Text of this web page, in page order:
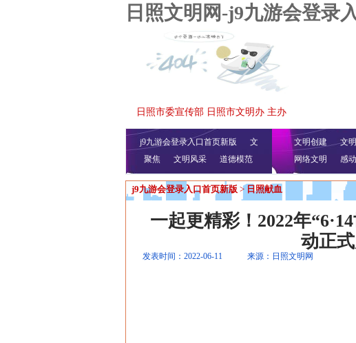
日照文明网-j9九游会登录
日照市委宣传部 日照市文明办 主办
j9九游会登录入口首页新版
文
明播报
公益视频
聚焦 文明风采 道德模范
文明创建 文
网络文明
感
j9九游会登录入口首页新版 > 日照献血
一起更精彩！2022年
动正
发表时间：2022-06-11 来源：日照文明网